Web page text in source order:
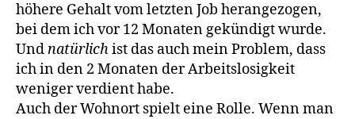
höhere Gehalt vom letzten Job herangezogen,
bei dem ich vor 12 Monaten gekündigt wurde.
Undnatürlichist das auch mein Problem, dass
ich in den 2 Monaten der Arbeitslosigkeit
weniger verdient habe.
Auch der Wohnort spielt eine Rolle. Wenn man